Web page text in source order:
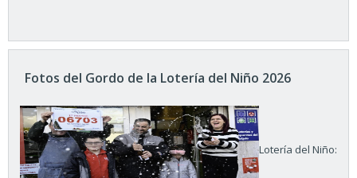
Fotos del Gordo de la Lotería del Niño 2026
Lotería del Niño: